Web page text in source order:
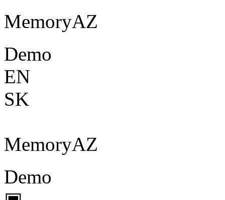
MemoryAZ
Demo
EN
SK
MemoryAZ
Demo